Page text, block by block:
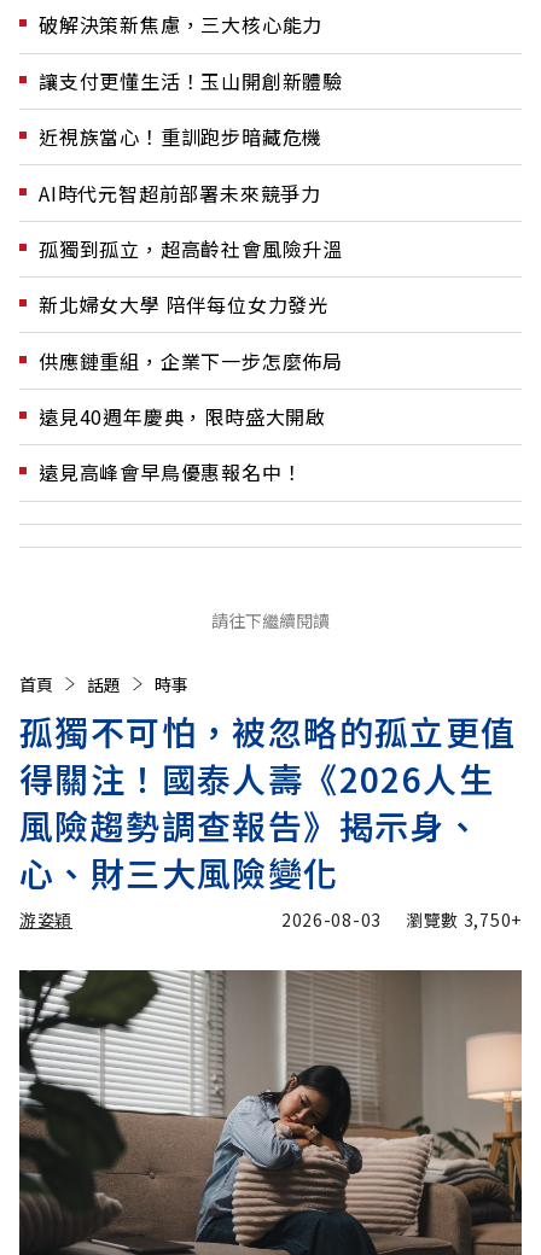
破解決策新焦慮，三大核心能力
讓支付更懂生活！玉山開創新體驗
近視族當心！重訓跑步暗藏危機
AI時代元智超前部署未來競爭力
孤獨到孤立，超高齡社會風險升溫
新北婦女大學 陪伴每位女力發光
供應鏈重組，企業下一步怎麼佈局
遠見40週年慶典，限時盛大開啟
遠見高峰會早鳥優惠報名中！
請往下繼續閱讀
首頁 話題 時事
孤獨不可怕，被忽略的孤立更值
得關注！國泰人壽《2026人生
風險趨勢調查報告》揭示身、
心、財三大風險變化
游姿穎 2026-08-03 瀏覽數 3,750+